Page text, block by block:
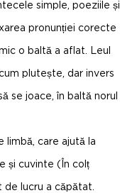
simple, poeziile și
pronunției corecte
o baltă a aflat. Leul
plutește, dar invers
se joace, în baltă norul
limbă, care ajută la
și cuvinte (În colț
de lucru a căpătat.